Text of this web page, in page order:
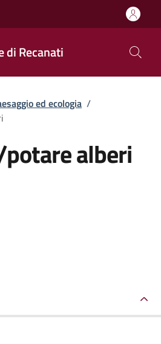
di Recanati
ed ecologia /
alberi